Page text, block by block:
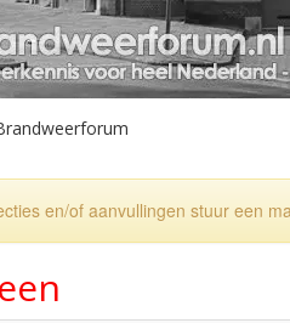
en/of aanvullingen stuur een